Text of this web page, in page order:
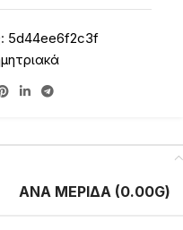
5d44ee6f2c3f
ΑΝΑ ΜΕΡΙΔΑ (0.00G)